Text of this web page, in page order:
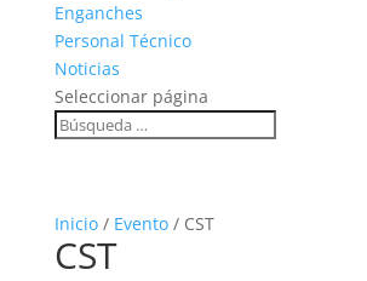
Enganches
Personal Técnico
Noticias
Seleccionar página
Inicio/ Evento/ CST
CST